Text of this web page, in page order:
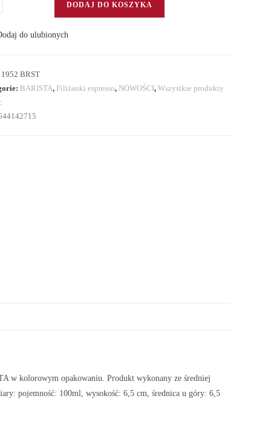
DODAJ DO KOSZYKA
do ulubionych
1952 BRST
BARISTA, Filiżanki espresso, NOWOŚCI, Wszystkie produkty
w kolorowym opakowaniu. Produkt wykonany ze średniej
pojemność: 100ml, wysokość: 6,5 cm, średnica u góry: 6,5